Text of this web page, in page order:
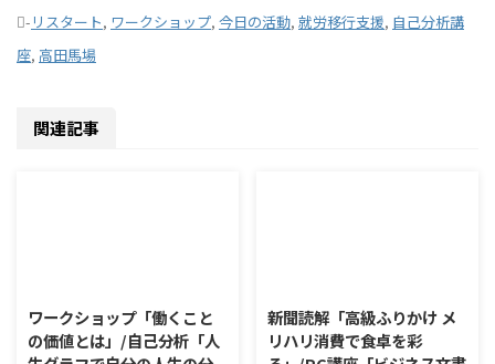
- リスタート, ワークショップ, 今日の活動, 就労移行支援, 自己分析講
座, 高田馬場
関連記事
ワークショップ「働くこと
の価値とは」/自己分析「人
新聞読解「高級ふりかけ メ
リハリ消費で食卓を彩